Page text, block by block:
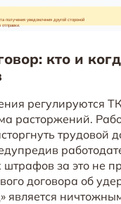
кто и
регулируются
расторжений.
трудовой
за это не
договора об
является